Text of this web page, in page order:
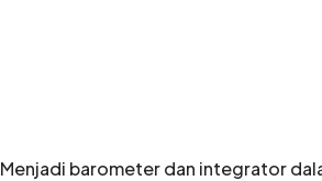
Menjadi barometer dan integrator